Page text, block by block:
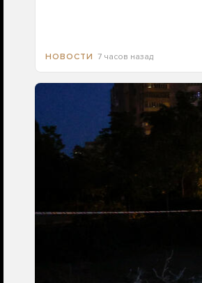
НОВОСТИ 7 часов назад